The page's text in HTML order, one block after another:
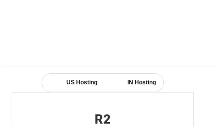
US Hosting IN Hosting
R2